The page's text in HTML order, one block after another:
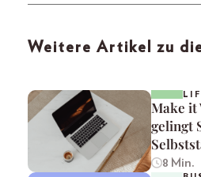
Weitere Artikel zu
Make it
gelingt
8 Min.